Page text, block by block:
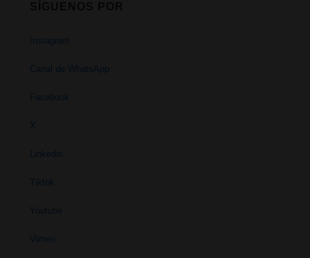
Instagram
Canal de WhatsApp
Facebook
X
Linkedin
Tiktok
Youtube
Vimeo